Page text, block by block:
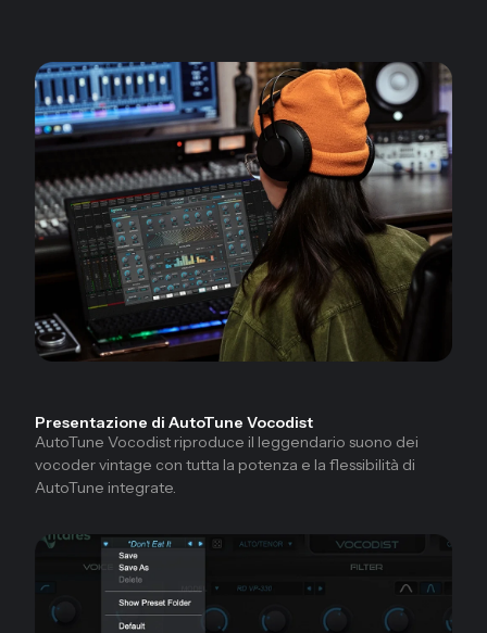
Presentazione di AutoTune Vocodist
AutoTune Vocodist riproduce il leggendario suono dei
vocoder vintage con tutta la potenza e la flessibilità di
AutoTune integrate.